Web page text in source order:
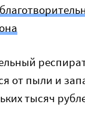
от пыли и
тысяч